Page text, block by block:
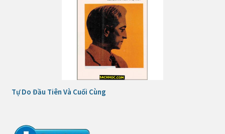
Tự Do Đầu Tiên Và Cuối Cùng